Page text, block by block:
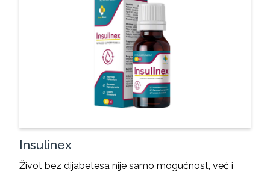
Insulinex
Život bez dijabetesa nije samo mogućnost, već i